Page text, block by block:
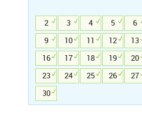
2
3 4 5 6
9
10 11 12 13
16
17 18 19 20
23
24 25 26 27
30